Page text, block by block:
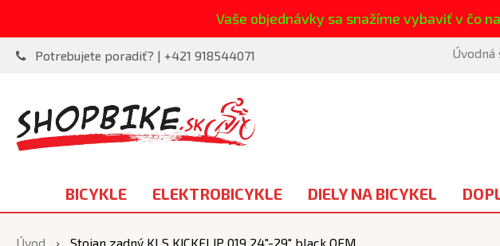
Vaše objednávky sa snažíme vybaviť v čo
Potrebujete poradiť? | +421 918544071 Úvodná
BICYKLE ELEKTROBICYKLE DIELY NA BICYKEL
Úvod Stojan zadný KLS KICKFLIP 019 24"-29", black OEM